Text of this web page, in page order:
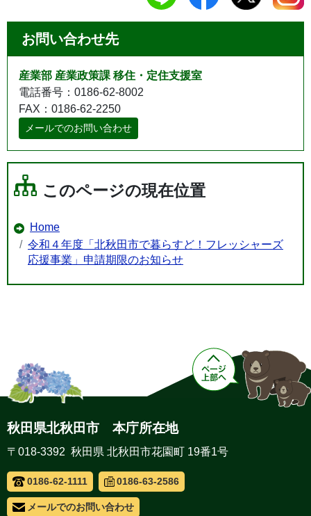
お問い合わせ先
産業部 産業政策課 移住・定住支援室
電話番号：0186-62-8002
FAX：0186-62-2250
メールでのお問い合わせ
このページの現在位置
Home
令和４年度「北秋田市で暮らすど！フレッシャーズ
応援事業」申請期限のお知らせ
秋田県北秋田市 本庁所在地
〒018-3392 秋田県 北秋田市花園町 19番1号
0186-62-1111 0186-63-2586
メールでのお問い合わせ